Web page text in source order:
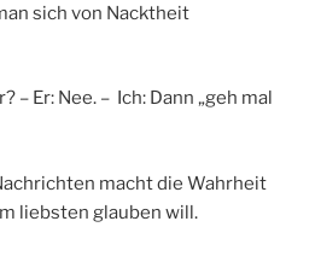
sich von Nacktheit
– Er: Nee. – Ich: Dann „geh mal
macht die Wahrheit
liebsten glauben will.